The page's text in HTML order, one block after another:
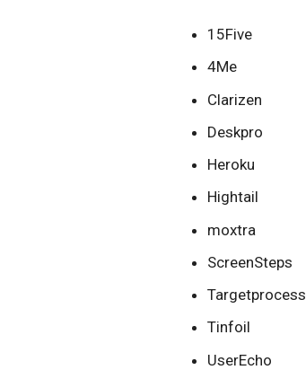
15Five
4Me
Clarizen
Deskpro
Heroku
Hightail
moxtra
ScreenSteps
Targetprocess
Tinfoil
UserEcho